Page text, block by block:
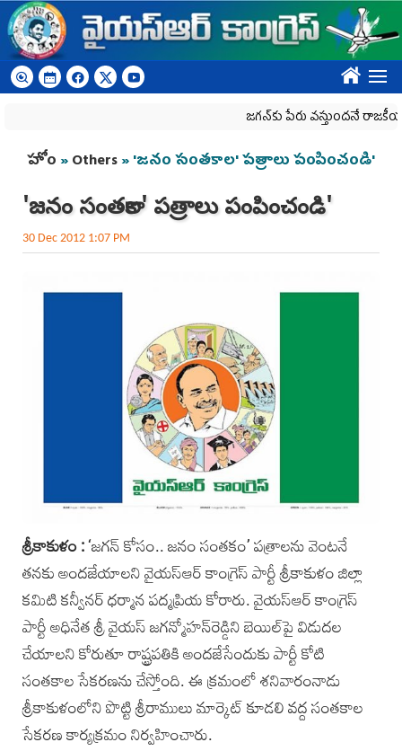
Skip to main content
????
జగన్‌కు పేరు వస్తుందనే రాజకీయ కక్షతో
You are here
హోం »Others» 'జనం సంతకాల' పత్రాలు పంపించండి'
'జనం సంతకాల' పత్రాలు పంపించండి'
30 Dec 2012 1:07 PM
శ్రీకాకుళం :‘జగన్ కోసం.. జనం సంతకం’ పత్రాలను వెంటనే
తనకు అందజేయాలని వైయస్‌ఆర్‌ కాంగ్రెస్ పార్టీ‌ శ్రీకాకుళం జిల్లా
కమిటి కన్వీన‌ర్ ధర్మాన పద్మప్రియ కోరారు. వైయస్‌ఆర్ కాంగ్రె‌స్‌
పార్టీ అధినేత శ్రీ వైయస్‌ జగన్మోహన్‌రెడ్డిని బెయిల్‌పై విడుదల
చేయాలని కోరుతూ రాష్ట్రపతికి అందజేసేందుకు పార్టీ కోటి
సంతకాల సేకరణను చేస్తోంది. ఈ క్రమంలో శనివారంనాడు
శ్రీకాకుళంలోని పొట్టి శ్రీరాములు మార్కెట్ కూడలి వద్ద సంతకాల
సేకరణ కార్యక్రమం నిర్వహించారు.‌